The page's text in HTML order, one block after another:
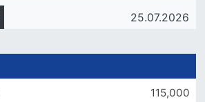
25.07.2026
115,000